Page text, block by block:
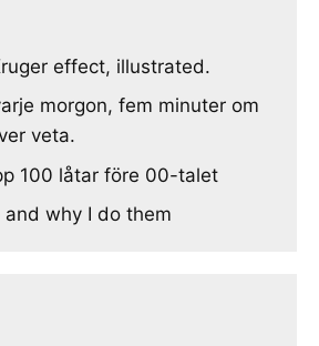
effect, illustrated.
morgon, fem minuter om
veta.
100 låtar före 00-talet
why I do them